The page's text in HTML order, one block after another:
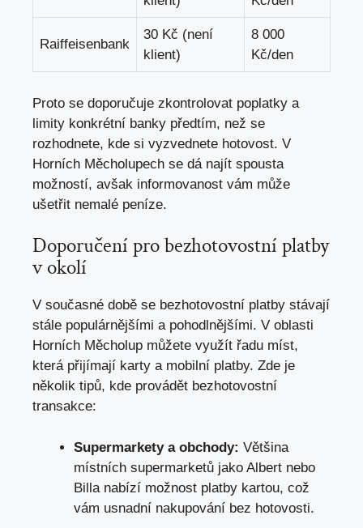
Raiffeisenbank
30 Kč (není
klient)
8 000
Kč/den
Proto se doporučuje zkontrolovat poplatky a
limity konkrétní banky předtím, než se
rozhodnete, kde si vyzvednete hotovost. V
Horních Měcholupech se dá najít spousta
možností, avšak informovanost vám může
ušetřit nemalé peníze.
Doporučení pro bezhotovostní platby
v okolí
V současné době se bezhotovostní platby stávají
stále populárnějšími a pohodlnějšími. V oblasti
Horních Měcholup můžete využít řadu míst,
která přijímají karty a mobilní platby. Zde je
několik tipů, kde provádět bezhotovostní
transakce:
Supermarkety a obchody: Většina
místních supermarketů jako Albert nebo
Billa nabízí možnost platby kartou, což
vám usnadní nakupování bez hotovosti.